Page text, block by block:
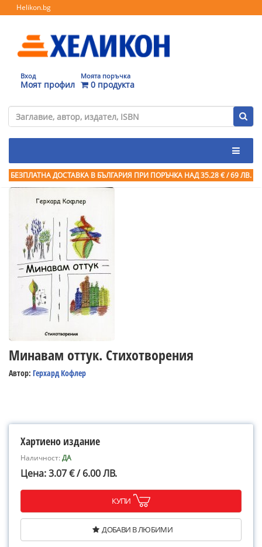
Helikon.bg
Вход
Моят профил
Моята поръчка
0 продукта
БЕЗПЛАТНА ДОСТАВКА В БЪЛГАРИЯ ПРИ ПОРЪЧКА НАД 35.28 € / 69 ЛВ.
Минавам оттук. Стихотворения
Автор: Герхард Кофлер
Хартиено издание
Наличност:ДА
Цена: 3.07 € / 6.00 ЛВ.
КУПИ
ДОБАВИ В ЛЮБИМИ